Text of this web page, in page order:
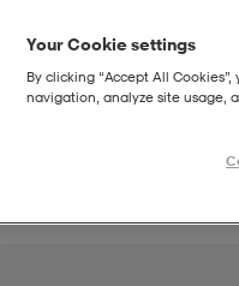
Your Cookie settings
By clicking “Accept All
navigation, analyze site usage,